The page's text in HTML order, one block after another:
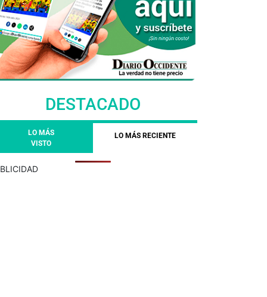
DESTACADO
LO MÁS
VISTO
LO MÁS RECIENTE